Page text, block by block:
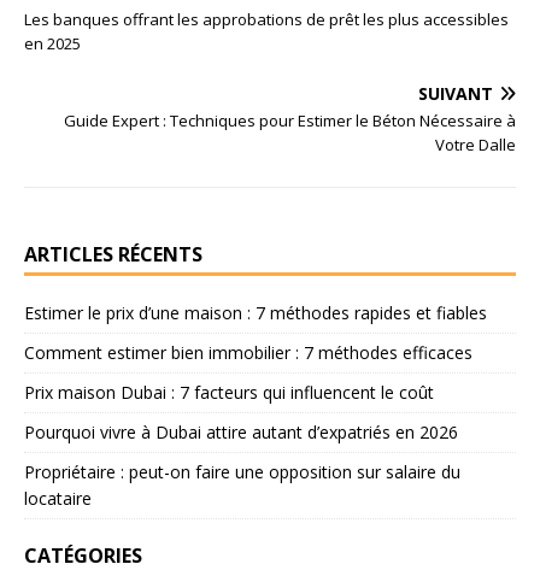
Les banques offrant les approbations de prêt les plus accessibles
en 2025
SUIVANT
Guide Expert : Techniques pour Estimer le Béton Nécessaire à
Votre Dalle
ARTICLES RÉCENTS
Estimer le prix d’une maison : 7 méthodes rapides et fiables
Comment estimer bien immobilier : 7 méthodes efficaces
Prix maison Dubai : 7 facteurs qui influencent le coût
Pourquoi vivre à Dubai attire autant d’expatriés en 2026
Propriétaire : peut-on faire une opposition sur salaire du
locataire
CATÉGORIES